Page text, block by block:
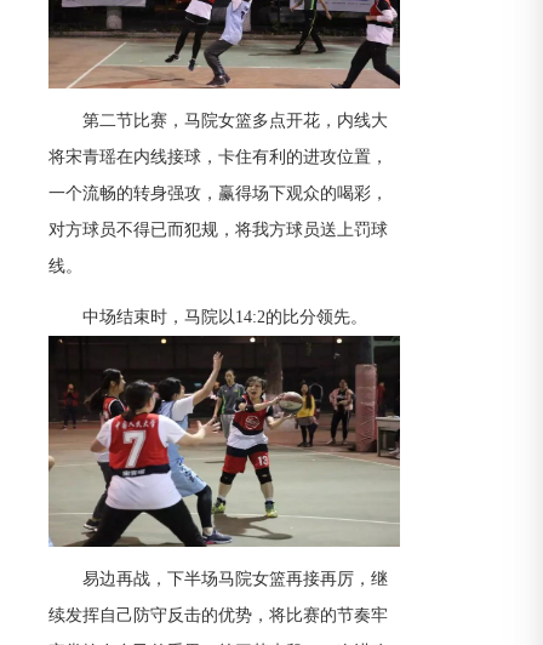
第二节比赛，马院女篮多点开花，内线大
将宋青瑶在内线接球，卡住有利的进攻位置，
一个流畅的转身强攻，赢得场下观众的喝彩，
对方球员不得已而犯规，将我方球员送上罚球
线。
中场结束时，马院以14:2的比分领先。
易边再战，下半场马院女篮再接再厉，继
续发挥自己防守反击的优势，将比赛的节奏牢